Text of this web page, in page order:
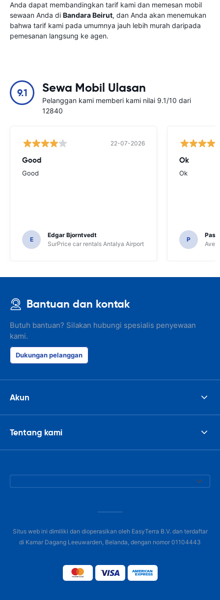
Anda dapat membandingkan tarif kami dan memesan mobil
sewaan Anda di Bandara Beirut, dan Anda akan menemukan
bahwa tarif kami pada umumnya jauh lebih murah daripada
pemesanan langsung ke agen.
9.1 Sewa Mobil Ulasan
Pelanggan kami memberi kami nilai 9.1/10 dari
12840
22-07-2026
Good
Good
E
Edgar Bjorntvedt
SurPrice car rentals Antalya Airport
Ok
Ok
P
Avec
Bantuan dan kontak
Butuh bantuan? Silakan hubungi spesialis penyewaan
kami.
Dukungan pelanggan
Akun
Tentang kami
Situs web ini dimiliki dan dioperasikan oleh EasyTerra B.V. dan terdaftar
di Kamar Dagang Leeuwarden, Belanda, dengan nomor 01104443